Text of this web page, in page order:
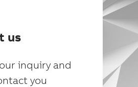
us
inquiry and
you